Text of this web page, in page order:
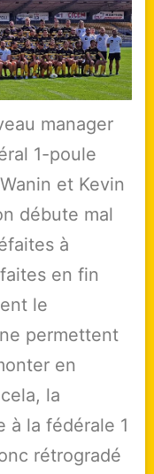
manager
1-poule
et Kevin
débute mal
à
en fin
le
permettent
en
la
à la fédérale 1
rétrogradé